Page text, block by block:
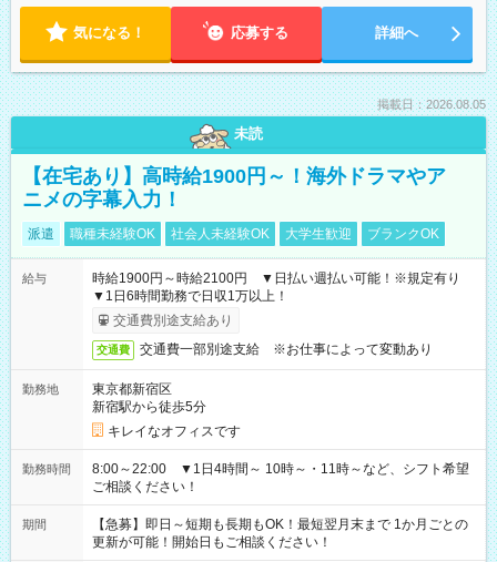
気になる！ 応募する 詳細へ
掲載日：2026.08.05
未読
【在宅あり】高時給1900円～！海外ドラマやア
ニメの字幕入力！
派遣 職種未経験OK 社会人未経験OK 大学生歓迎 ブランクOK
給与
時給1900円～時給2100円 ▼日払い週払い可能！※規定有り
▼1日6時間勤務で日収1万以上！
交通費別途支給あり
交通費 交通費一部別途支給 ※お仕事によって変動あり
勤務地
東京都新宿区
新宿駅から徒歩5分
キレイなオフィスです
勤務時間
8:00～22:00 ▼1日4時間～ 10時～・11時～など、シフト希望
ご相談ください！
期間
【急募】即日～短期も長期もOK！最短翌月末まで 1か月ごとの
更新が可能！開始日もご相談ください！